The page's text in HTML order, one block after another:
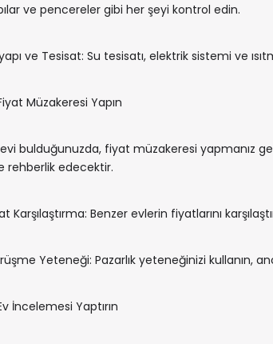
ve pencereler gibi her şeyi kontrol edin.
ve Tesisat: Su tesisatı, elektrik sistemi ve
Müzakeresi Yapın
bulduğunuzda, fiyat müzakeresi yapmanız
rehberlik edecektir.
Karşılaştırma: Benzer evlerin fiyatlarını
Yeteneği: Pazarlık yeteneğinizi kullanın,
İncelemesi Yaptırın